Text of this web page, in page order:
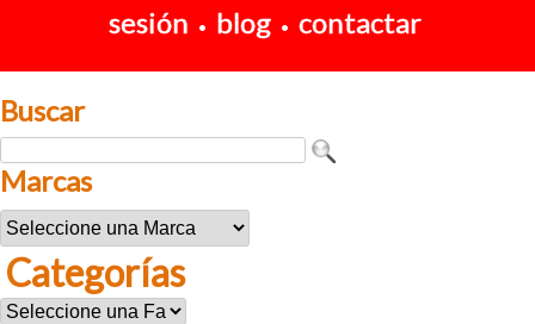
sesión • blog • contactar
Buscar
Marcas
Categorías